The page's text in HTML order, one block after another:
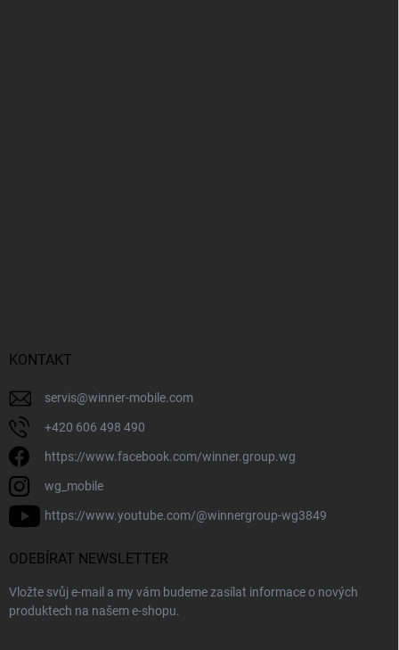
KONTAKT
servis@winner-mobile.com
+420 606 498 490
https://www.facebook.com/winner.group.wg
wg_mobile
https://www.youtube.com/@winnergroup-wg3849
ODEBÍRAT NEWSLETTER
Vložte svůj e-mail a my vám budeme zasílat informace o nových
produktech na našem e-shopu.